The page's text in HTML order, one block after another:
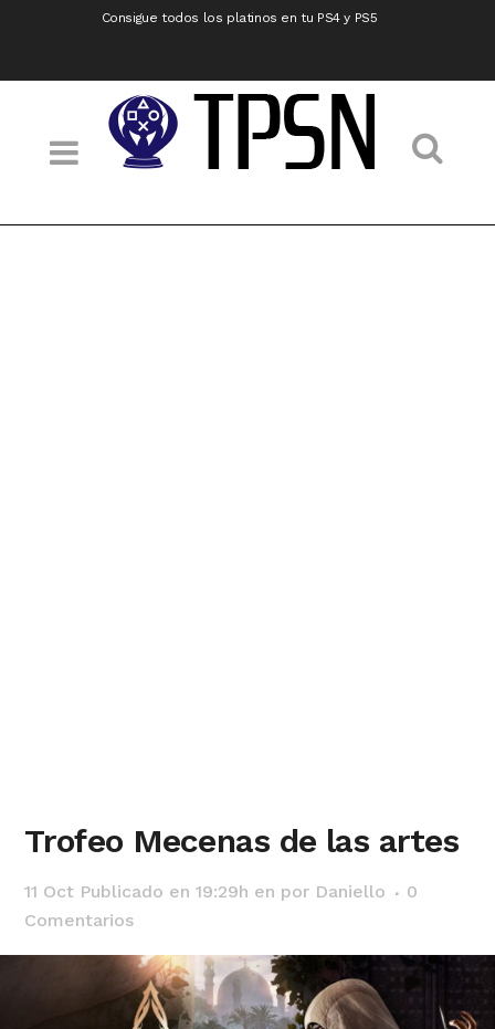
Consigue todos los platinos en tu PS4 y PS5
Trofeo Mecenas de las artes
11 Oct Publicado en 19:29h en por Daniello
0
Comentarios